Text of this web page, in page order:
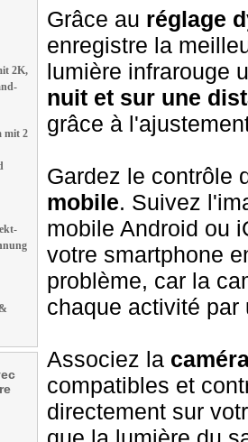
2K,
mit 2
Grâce au réglage
enregistre la
lumière infrarouge
nuit et sur une
grâce à
Gardez le contrôle
mobile. Suivez
mobile Android ou
votre smartphone
problème, car la
chaque activité
Associez la
compatibles et
directement sur